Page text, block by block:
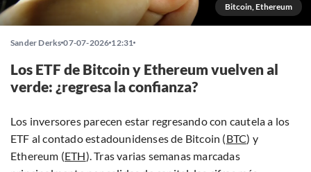
Bitcoin, Ethereum
Sander Derks 07-07-2026 12:31
Los ETF de Bitcoin y Ethereum vuelven al
verde: ¿regresa la confianza?
Los inversores parecen estar regresando con cautela a los
ETF al contado estadounidenses de Bitcoin (BTC) y
Ethereum (ETH). Tras varias semanas marcadas